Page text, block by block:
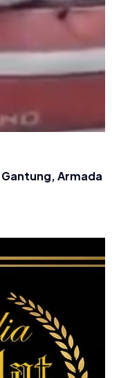
Gantung, Armada